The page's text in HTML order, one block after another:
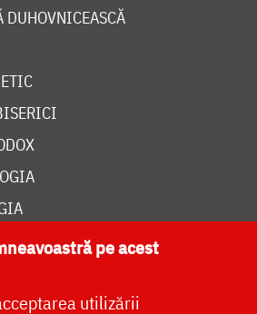
pe acest
utilizării